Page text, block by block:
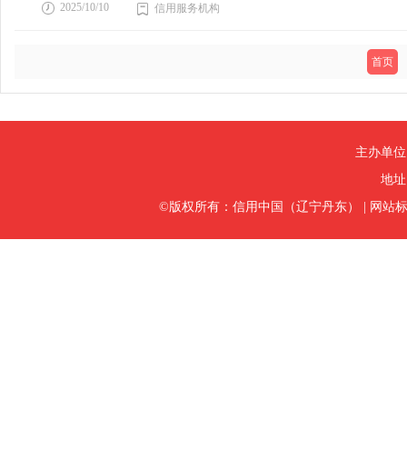
级以上信用管理师职业资格，做到专业服务人员持证上岗。公
信用体系建设日趋完善，企业信用建设已经是企业树立社会信
2025/10/10 信用服务机构
首页
主办单
地
©版权所有：信用中国（辽宁丹东）
网站